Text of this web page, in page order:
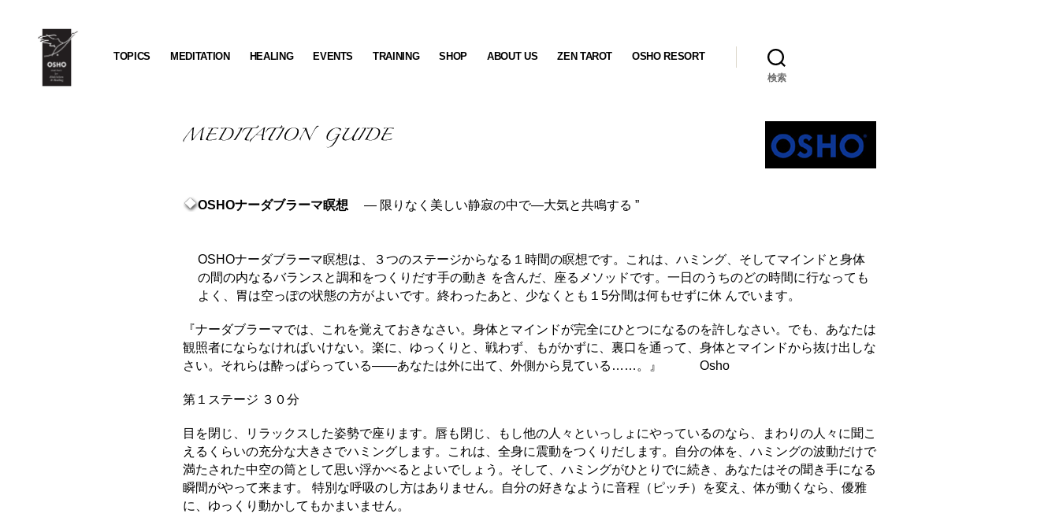
TOPICS MEDITATION HEALING EVENTS TRAINING SHOP ABOUT US ZEN TAROT
OSHO RESORT
検索
OSHOナーダブラーマ瞑想 — 限りなく美しい静寂の中で—大気と共鳴する ”
OSHOナーダブラーマ瞑想は、３つのステージからなる１時間の瞑想です。これは、ハミング、そしてマインドと身体
の間の内なるバランスと調和をつくりだす手の動き を含んだ、座るメソッドです。一日のうちのどの時間に行なっても
よく、胃は空っぽの状態の方がよいです。終わったあと、少なくとも１5分間は何もせずに休 んでいます。
『ナーダブラーマでは、これを覚えておきなさい。身体とマインドが完全にひとつになるのを許しなさい。でも、あなたは
観照者にならなければいけない。楽に、ゆっくりと、戦わず、もがかずに、裏口を通って、身体とマインドから抜け出しな
さい。それらは酔っぱらっている――あなたは外に出て、外側から見ている……。』 Osho
第１ステージ ３０分
目を閉じ、リラックスした姿勢で座ります。唇も閉じ、もし他の人々といっしょにやっているのなら、まわりの人々に聞こ
えるくらいの充分な大きさでハミングします。これは、全身に震動をつくりだします。自分の体を、ハミングの波動だけで
満たされた中空の筒として思い浮かべるとよいでしょう。そして、ハミングがひとりでに続き、あなたはその聞き手になる
瞬間がやって来ます。 特別な呼吸のし方はありません。自分の好きなように音程（ピッチ）を変え、体が動くなら、優雅
に、ゆっくり動かしてもかまいません。